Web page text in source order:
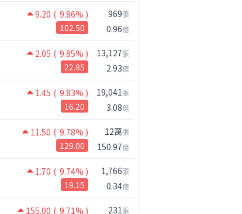
9.20 ( 9.86% )
102.50
969張
0.96億
2.05 ( 9.85% )
22.85
13,127張
2.93億
1.45 ( 9.83% )
16.20
19,041張
3.08億
11.50 ( 9.78% )
129.00
12萬張
150.97億
1.70 ( 9.74% )
19.15
1,766張
0.34億
155.00 ( 9.71% ) 231張